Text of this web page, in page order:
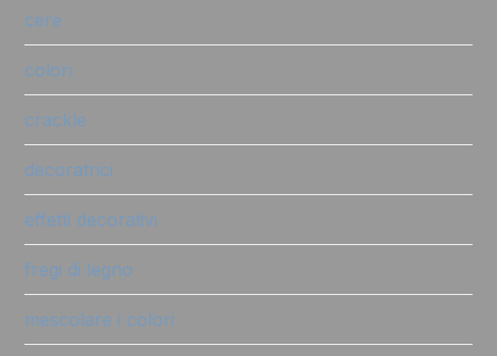
cere
colori
crackle
decoratrici
effetti decorativi
fregi di legno
mescolare i colori